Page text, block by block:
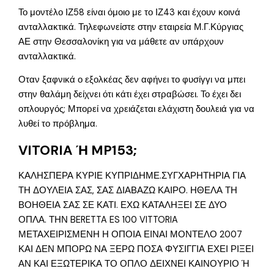
Το μοντέλο ΙΖ58 είναι όμοιο με το ΙΖ43 και έχουν κοινά
ανταλλακτικά. Τηλεφωνείστε στην εταιρεία Μ.Γ.Κύργιας
ΑΕ στην Θεσσαλονίκη για να μάθετε αν υπάρχουν
ανταλλακτικά.
Οταν ξαφνικά ο εξολκέας δεν αφήνει το φυσίγγι να μπει
στην θαλάμη δείχνει ότι κάτι έχει στραβώσει. Το έχει δει
οπλουργός; Μπορεί να χρειάζεται ελάχιστη δουλειά για να
λυθεί το πρόβλημα.
VITORIA Ή MP153;
ΚΑΛΗΣΠΕΡΑ ΚΥΡΙΕ ΚΥΠΡΙΔΗΜΕ.ΣΥΓΧΑΡΗΤΗΡΙΑ ΓΙΑ
ΤΗ ΔΟΥΛΕΙΑ ΣΑΣ, ΣΑΣ ΔΙΑΒΑΖΩ ΚΑΙΡΟ. ΗΘΕΛΑ ΤΗ
ΒΟΗΘΕΙΑ ΣΑΣ ΣΕ ΚΑΤΙ. ΕΧΩ ΚΑΤΑΛΗΞΕΙ ΣΕ ΔΥΟ
ΟΠΛΑ. ΤΗΝ BERETTA ES 100 VITTORIA
ΜΕΤΑΧΕΙΡΙΣΜΕΝΗ Η ΟΠΟΙΑ ΕΙΝΑΙ ΜΟΝΤΕΛΟ 2007
ΚΑΙ ΔΕΝ ΜΠΟΡΩ ΝΑ ΞΕΡΩ ΠΟΣΑ ΦΥΣΙΓΓΙΑ ΕΧΕΙ ΡΙΞΕΙ
ΑΝ ΚΑΙ ΕΞΩΤΕΡΙΚΑ ΤΟ ΟΠΛΟ ΔΕΙΧΝΕΙ ΚΑΙΝΟΥΡΙΟ Ή